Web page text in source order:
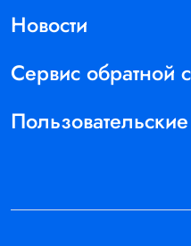
Новости
Сервис обратной